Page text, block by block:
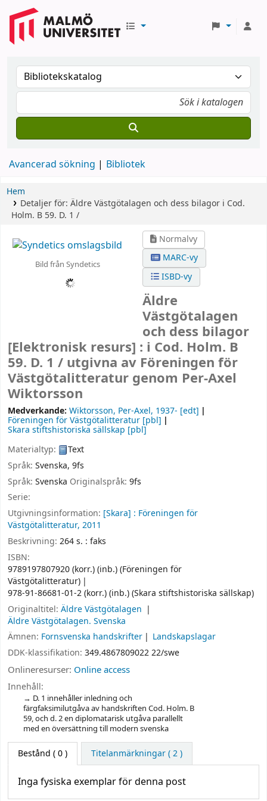
Avancerad sökning Bibliotek
Hem
Detaljer för: Äldre Västgötalagen och dess bilagor i Cod.
Holm. B 59. D. 1 /
Bild från Syndetics
Normalvy
MARC-vy
ISBD-vy
Äldre
Västgötalagen
och dess bilagor
[Elektronisk resurs] : i Cod. Holm. B
59. D. 1 / utgivna av Föreningen för
Västgötalitteratur genom Per-Axel
Wiktorsson
Medverkande: Wiktorsson, Per-Axel, 1937- [edt]
Föreningen för Västgötalitteratur [pbl]
Skara stiftshistoriska sällskap [pbl]
Materialtyp:
Text
Språk: Svenska, 9fs
Språk: Svenska Originalspråk: 9fs
Serie:
Utgivningsinformation: [Skara] : Föreningen för
Västgötalitteratur, 2011
Beskrivning: 264 s. : faks
ISBN:
9789197807920 (korr.) (inb.) (Föreningen för
Västgötalitteratur)
978-91-86681-01-2 (korr.) (inb.) (Skara stiftshistoriska sällskap)
Originaltitel: Äldre Västgötalagen
Äldre Västgötalagen. Svenska
Ämnen: Fornsvenska handskrifter
Landskapslagar
DDK-klassifikation: 349.4867809022 22/swe
Onlineresurser: Online access
Innehåll:
D. 1 innehåller inledning och
färgfaksimilutgåva av handskriften Cod. Holm. B
59, och d. 2 en diplomatarisk utgåva parallellt
med en översättning till modern svenska
Bestånd ( 0 ) Titelanmärkningar ( 2 )
Inga fysiska exemplar för denna post